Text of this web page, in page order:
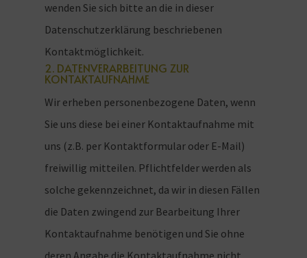
wenden Sie sich bitte an die in dieser
Datenschutzerklärung beschriebenen
Kontaktmöglichkeit.
2. DATENVERARBEITUNG ZUR
KONTAKTAUFNAHME
Wir erheben personenbezogene Daten, wenn
Sie uns diese bei einer Kontaktaufnahme mit
uns (z.B. per Kontaktformular oder E-Mail)
freiwillig mitteilen. Pflichtfelder werden als
solche gekennzeichnet, da wir in diesen Fällen
die Daten zwingend zur Bearbeitung Ihrer
Kontaktaufnahme benötigen und Sie ohne
deren Angabe die Kontaktaufnahme nicht